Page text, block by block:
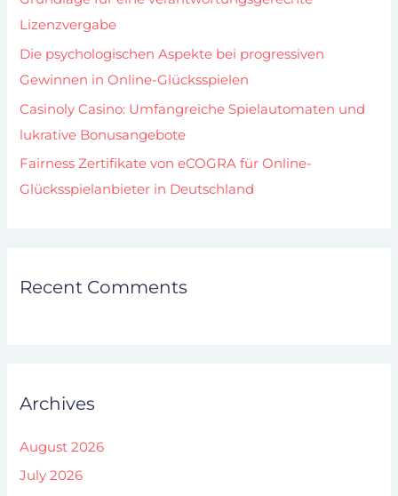
Lizenzvergabe
Die psychologischen Aspekte bei progressiven
Gewinnen in Online-Glücksspielen
Casinoly Casino: Umfangreiche Spielautomaten und
lukrative Bonusangebote
Fairness Zertifikate von eCOGRA für Online-
Glücksspielanbieter in Deutschland
Recent Comments
Archives
August 2026
July 2026